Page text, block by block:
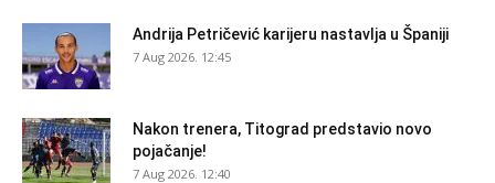
Andrija Petričević karijeru nastavlja u Španiji
7 Aug 2026. 12:45
Nakon trenera, Titograd predstavio novo
pojačanje!
7 Aug 2026. 12:40